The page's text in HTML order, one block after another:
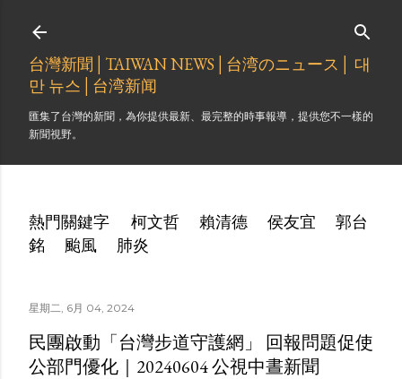
台灣新聞│TAIWAN NEWS│台湾のニュース│ 대
만 뉴스│台湾新闻
匯集了台灣的新聞，為你提供最新、最完整的時事報導，提供您不一樣的
新聞視野。
熱門關鍵字 柯文哲 賴清德 侯友宜
郭台
銘
颱風 肺炎
星期二, 6月 04, 2024
民團啟動「台灣步道守護網」 回報問題促使
公部門優化｜20240604 公視中晝新聞